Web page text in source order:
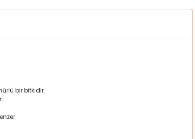
bir bitkidir.